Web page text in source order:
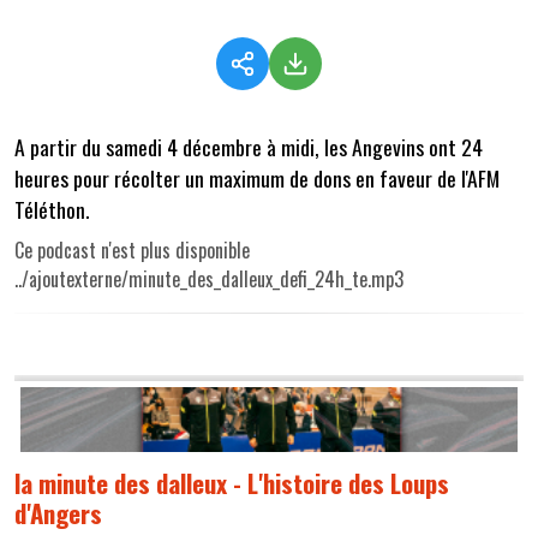
A partir du samedi 4 décembre à midi, les Angevins ont 24
heures pour récolter un maximum de dons en faveur de l'AFM
Téléthon.
Ce podcast n'est plus disponible
../ajoutexterne/minute_des_dalleux_defi_24h_te.mp3
la minute des dalleux - L'histoire des Loups
d'Angers